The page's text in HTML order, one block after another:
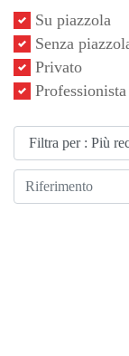
Su piazzola
Senza
Privato
Professionista